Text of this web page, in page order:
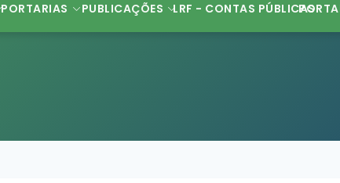
PORTARIAS PUBLICAÇÕES LRF - CONTAS PÚBLICAS